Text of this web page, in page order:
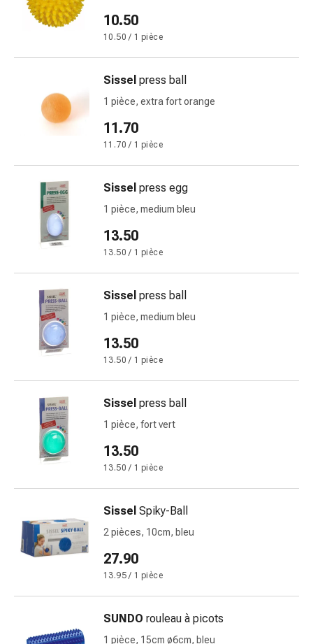
de
changement
pansements
Pansements
Traitement
plaies
plaies
fermeture
de
plaies
adhésifs
Pommade
tirer
médicaux
Oreilles
et
yeux
l'oreille
Soins
des
oreilles
Gouttes
pour
10.50
10.50 / 1 pièce
Sissel press ball
1 pièce, extra fort orange
11.70
11.70 / 1 pièce
Sissel press egg
1 pièce, medium bleu
13.50
13.50 / 1 pièce
Sissel press ball
1 pièce, medium bleu
13.50
13.50 / 1 pièce
Sissel press ball
1 pièce, fort vert
13.50
13.50 / 1 pièce
Sissel Spiky-Ball
2 pièces, 10cm, bleu
27.90
13.95 / 1 pièce
SUNDO rouleau à picots
1 pièce, 15cm ø6cm, bleu